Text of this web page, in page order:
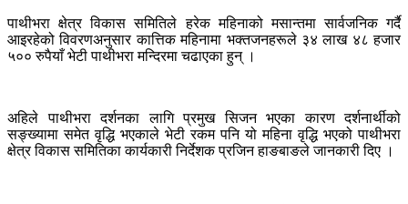
पाथीभरा क्षेत्र विकास समितिले हरेक महिनाको मसान्तमा सार्वजनिक गर्दै
आइरहेको विवरणअनुसार कात्तिक महिनामा भक्तजनहरूले ३४ लाख ४८ हजार
५०० रुपैयाँ भेटी पाथीभरा मन्दिरमा चढाएका हुन् ।
अहिले पाथीभरा दर्शनका लागि प्रमुख सिजन भएका कारण दर्शनार्थीको
सङ्ख्यामा समेत वृद्धि भएकाले भेटी रकम पनि यो महिना वृद्धि भएको पाथीभरा
क्षेत्र विकास समितिका कार्यकारी निर्देशक प्रजिन हाङबाङले जानकारी दिए ।